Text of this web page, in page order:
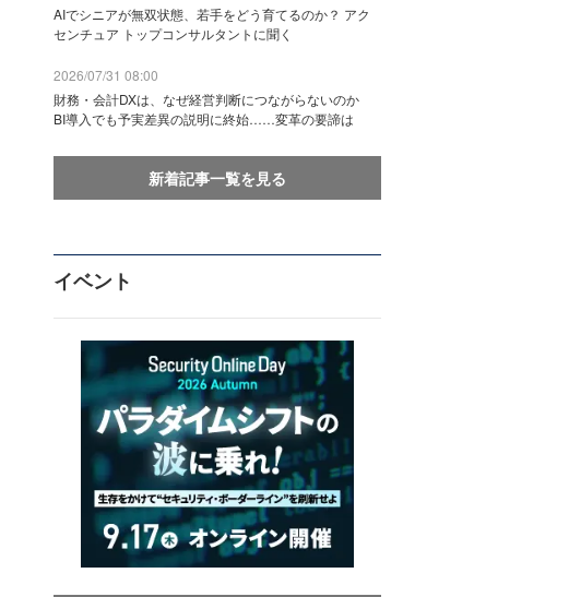
AIでシニアが無双状態、若手をどう育てるのか？ アク
センチュア トップコンサルタントに聞く
2026/07/31 08:00
財務・会計DXは、なぜ経営判断につながらないのか
BI導入でも予実差異の説明に終始……変革の要諦は
新着記事一覧を見る
イベント